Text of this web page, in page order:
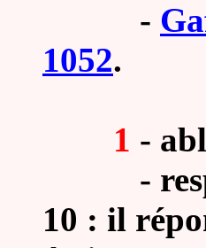
-
1052.
1 -
-
10 : il